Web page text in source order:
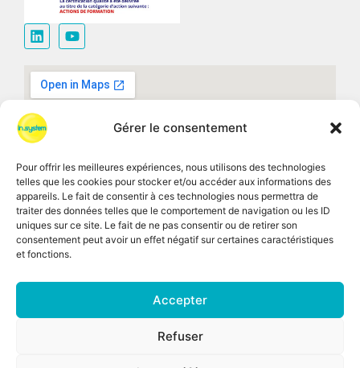
Gérer le consentement
Pour offrir les meilleures expériences, nous utilisons des technologies
telles que les cookies pour stocker et/ou accéder aux informations des
appareils. Le fait de consentir à ces technologies nous permettra de
traiter des données telles que le comportement de navigation ou les ID
uniques sur ce site. Le fait de ne pas consentir ou de retirer son
consentement peut avoir un effet négatif sur certaines caractéristiques
et fonctions.
Accepter
Refuser
Recrutement